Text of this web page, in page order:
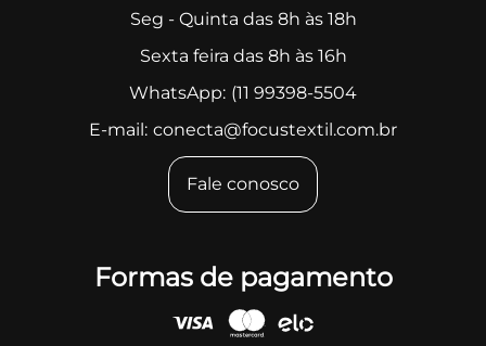
Seg - Quinta das 8h às 18h
Sexta feira das 8h às 16h
WhatsApp: (11 99398-5504
E-mail: conecta@focustextil.com.br
Fale conosco
Formas de pagamento